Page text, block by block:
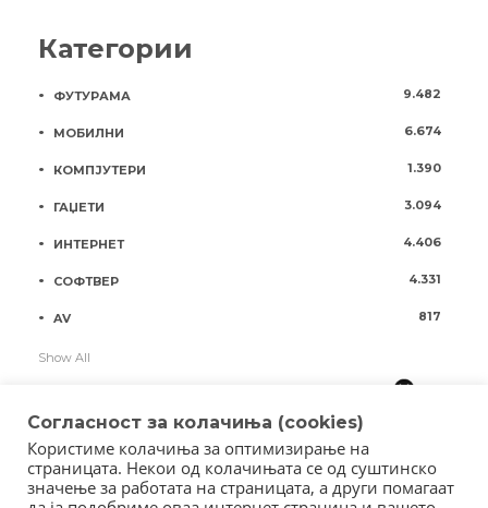
Категории
ФУТУРАМА 9.482
МОБИЛНИ 6.674
КОМПЈУТЕРИ 1.390
ГАЏЕТИ 3.094
ИНТЕРНЕТ 4.406
СОФТВЕР 4.331
AV 817
Show All
Согласност за колачиња (cookies)
Користиме колачиња за оптимизирање на
страницата. Некои од колачињата се од суштинско
значење за работата на страницата, а други помагаат